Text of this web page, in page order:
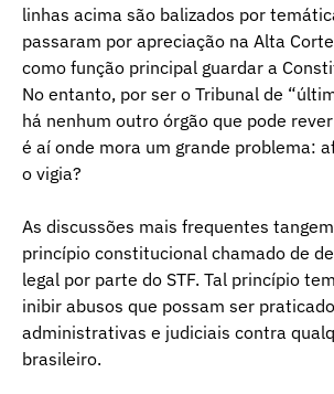
linhas acima são balizados por
passaram por apreciação na Alta
como função principal guardar a
No entanto, por ser o Tribunal de
há nenhum outro órgão que pode
é aí onde mora um grande problema:
o vigia?
As discussões mais frequentes
princípio constitucional chamado de
legal por parte do STF. Tal princípio
inibir abusos que possam ser
administrativas e judiciais contra
brasileiro.